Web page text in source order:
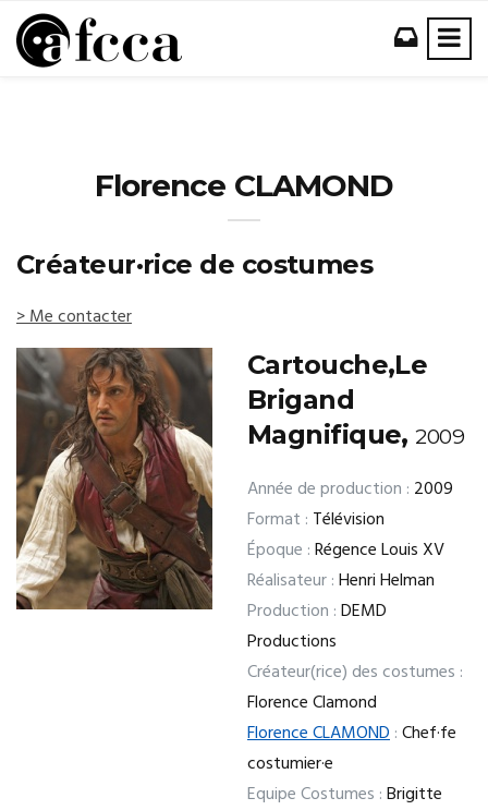
Florence CLAMOND
Créateur·rice de costumes
> Me contacter
Cartouche,Le
Brigand
Magnifique,2009
Année de production : 2009
Format : Télévision
Époque :Régence Louis XV
Réalisateur :Henri Helman
Production :DEMD
Productions
Créateur(rice) des costumes :
Florence Clamond
Florence CLAMOND:Chef·fe
costumier·e
Equipe Costumes :Brigitte